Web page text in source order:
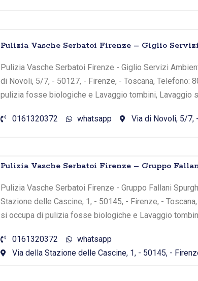
Pulizia Vasche Serbatoi Firenze – Giglio
Pulizia Vasche Serbatoi Firenze - Giglio Servizi
di Novoli, 5/7, - 50127, - Firenze, - Toscana, Telefono:
pulizia fosse biologiche e Lavaggio tombini, Lavaggio
0161320372 whatsapp Via di Novoli, 5/7,
Pulizia Vasche Serbatoi Firenze – Gruppo
Pulizia Vasche Serbatoi Firenze - Gruppo Fallani
Stazione delle Cascine, 1, - 50145, - Firenze, -
si occupa di pulizia fosse biologiche e Lavaggio
0161320372
whatsapp
Via della Stazione delle Cascine, 1, - 50145, -